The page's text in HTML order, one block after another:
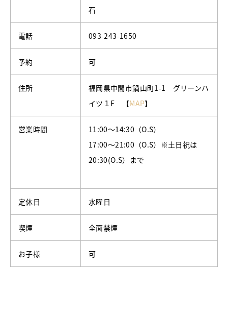
石
電話 093-243-1650
予約 可
住所
福岡県中間市鍋山町1-1 グリーンハ
イツ１F 【MAP】
営業時間
11:00～14:30（O.S）
17:00～21:00（O.S）※土日祝は
20:30(O.S）まで
定休日 水曜日
喫煙 全面禁煙
お子様 可